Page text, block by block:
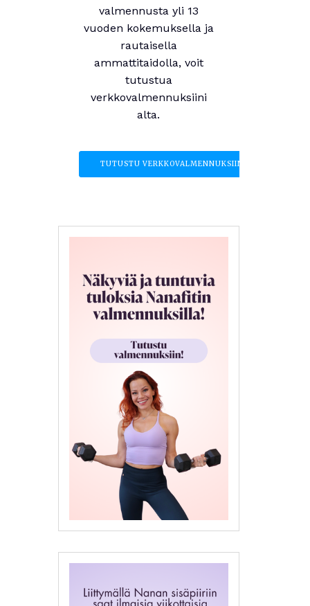
valmennusta yli 13
vuoden kokemuksella ja
rautaisella
ammattitaidolla, voit
tutustua
verkkovalmennuksiini
alta.
TUTUSTU VERKKOVALMENNUKSIIN